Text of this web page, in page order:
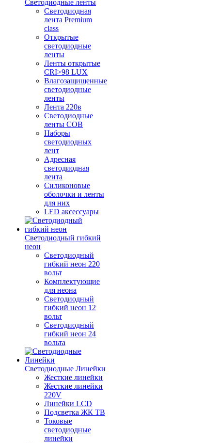
Светодиодные ленты
Светодиодная
лента Premium
class
Открытые
светодиодные
ленты
Ленты открытые
CRI>98 LUX
Влагозащищенные
светодиодные
ленты
Лента 220в
Светодиодные
ленты COB
Наборы
светодиодных
лент
Адресная
светодиодная
лента
Силиконовые
оболочки и ленты
для них
LED аксессуары
Светодиодный гибкий
неон
Светодиодный
гибкий неон 220
вольт
Комплектующие
для неона
Светодиодный
гибкий неон 12
вольт
Светодиодный
гибкий неон 24
вольта
Светодиодные Линейки
Жесткие линейки
Жесткие линейки
220V
Линейки LCD
Подсветка ЖК ТВ
Токовые
светодиодные
линейки